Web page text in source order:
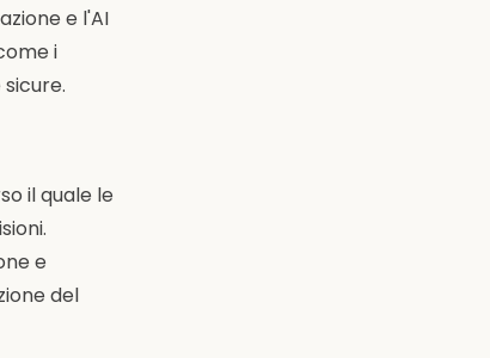
e l'AI
i
il quale le
e
del